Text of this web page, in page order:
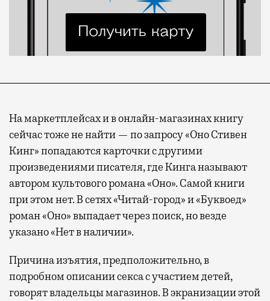
На маркетплейсах и в онлайн-магазинах книгу
сейчас тоже не найти — по запросу «Оно Стивен
Кинг» попадаются карточки с другими
произведениями писателя, где Кинга называют
автором культового романа «Оно». Самой книги
при этом нет. В сетях «Читай-город» и «Буквоед»
роман «Оно» выпадает через поиск, но везде
указано «Нет в наличии».
Причина изъятия, предположительно, в
подробном описании секса с участием детей,
говорят владельцы магазинов. В экранизации этой